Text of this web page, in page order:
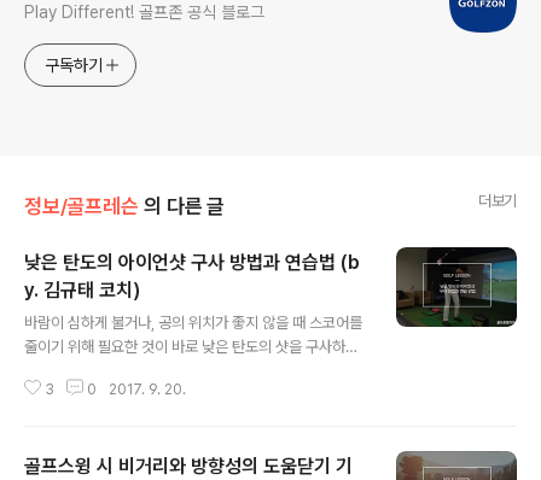
Play Different! 골프존 공식 블로그
구독하기
정보/골프레슨 의 다른 글 더보기
낮은 탄도의 아이언샷 구사 방법과 연습법 (b
y. 김규태 코치)
바람이 심하게 불거나, 공의 위치가 좋지 않을 때 스코어를
줄이기 위해 필요한 것이 바로 낮은 탄도의 샷을 구사하는
것이 마냥 쉬운 일은 아닌데요~! 오늘은 골프존 엘리트아
습니다. * 골프존 엘리트아카데미(GEA) "세상에 없던 최
3 0 2017. 9. 20.
골프스윙 시 비거리와 방향성의 도움닫기 기